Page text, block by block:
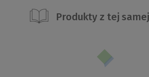
Produkty z tej